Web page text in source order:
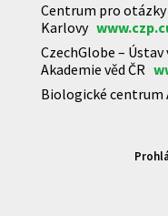
Centrum pro
Karlovy
CzechGlobe –
Akademie věd ČR
Biologické centrum